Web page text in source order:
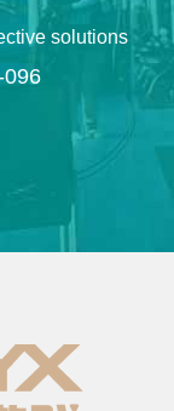
solutions
096